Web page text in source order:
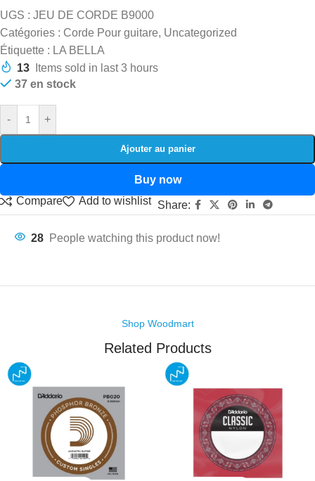
UGS : JEU DE CORDE B9000
Catégories : Corde Pour guitare, Uncategorized
Étiquette : LA BELLA
13
Items sold in last 3 hours
37 en stock
- +
Ajouter au panier
Buy now
Compare
Add to wishlist Share:
28 People watching this product now!
Shop Woodmart
Related Products